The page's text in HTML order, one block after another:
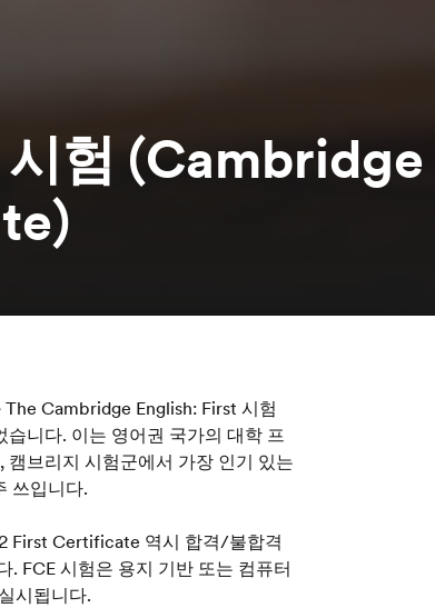
험 (Cambridge
Cambridge English: First 시험
니다. 이는 영어권 국가의 대학 프
브리지 시험군에서 가장 인기 있는
쓰입니다.
First Certificate 역시 합격/불합격
FCE 시험은 용지 기반 또는 컴퓨터
시됩니다.